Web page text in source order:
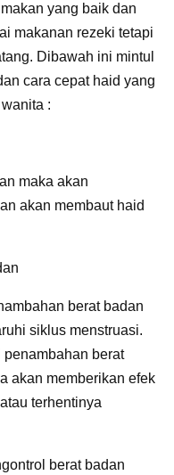
yang baik dan
makanan rezeki tetapi
Dibawah ini mintul
cara cepat haid yang
:
maka akan
akan membaut haid
berat badan
siklus menstruasi.
berat
akan memberikan efek
terhentinya
berat badan